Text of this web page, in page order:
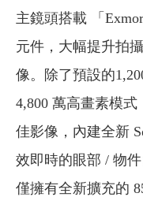
主鏡頭搭載 「
元件，大幅提升拍
像。除了預設的
4,800 萬高畫素模
佳影像，內建全新
效即時的眼部 / 物
僅擁有全新擴充的